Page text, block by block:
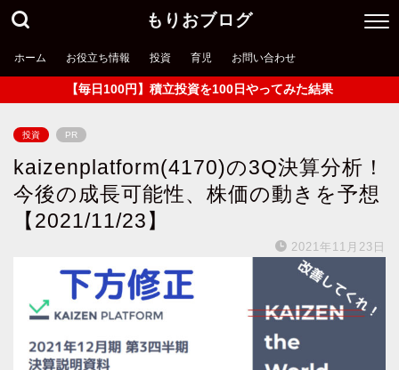
もりおブログ
ホーム お役立ち情報 投資 育児 お問い合わせ
【毎日100円】積立投資を100日やってみた結果
投資 PR
kaizenplatform(4170)の3Q決算分析！
今後の成長可能性、株価の動きを予想
【2021/11/23】
2021年11月23日